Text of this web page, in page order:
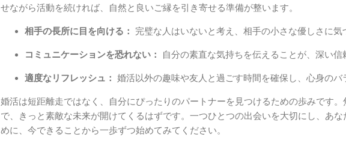
せながら活動を続ければ、自然と良いご縁を引き寄せる準備が整います。
相手の長所に目を向ける： 完璧な人はいないと考え、相手の小さな優しさに気
コミュニケーションを恐れない： 自分の素直な気持ちを伝えることが、深い信
適度なリフレッシュ： 婚活以外の趣味や友人と過ごす時間を確保し、心身のバ
婚活は短距離走ではなく、自分にぴったりのパートナーを見つけるための歩みです
で、きっと素敵な未来が開けてくるはずです。一つひとつの出会いを大切にし、あ
めに、今できることから一歩ずつ始めてみてください。